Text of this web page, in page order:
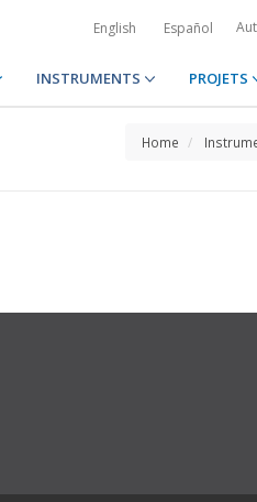
English Español
INSTRUMENTS PROJETS
Home